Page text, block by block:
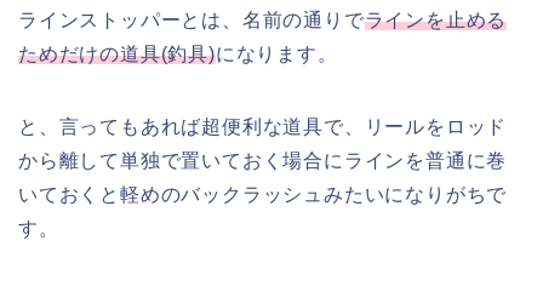
ラインストッパーとは、名前の通りでラインを止める
ためだけの道具(釣具)になります。
と、言ってもあれば超便利な道具で、リールをロッド
から離して単独で置いておく場合にラインを普通に巻
いておくと軽めのバックラッシュみたいになりがちで
す。